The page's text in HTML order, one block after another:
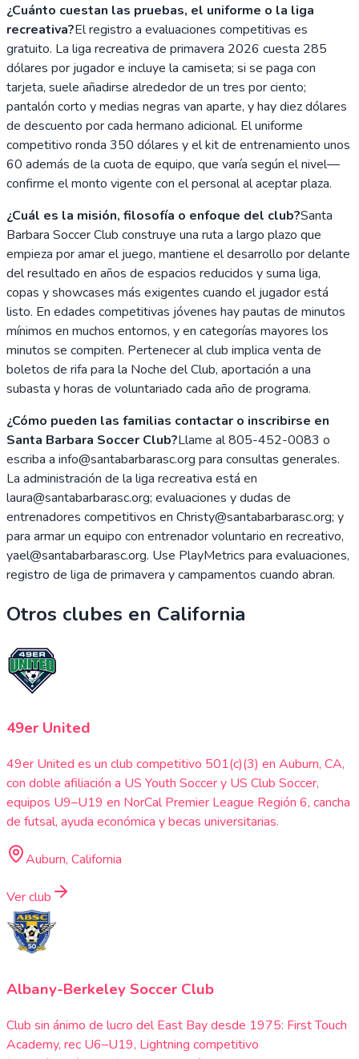
¿Cuánto cuestan las pruebas, el uniforme o la liga
recreativa?El registro a evaluaciones competitivas es
gratuito. La liga recreativa de primavera 2026 cuesta 285
dólares por jugador e incluye la camiseta; si se paga con
tarjeta, suele añadirse alrededor de un tres por ciento;
pantalón corto y medias negras van aparte, y hay diez dólares
de descuento por cada hermano adicional. El uniforme
competitivo ronda 350 dólares y el kit de entrenamiento unos
60 además de la cuota de equipo, que varía según el nivel—
confirme el monto vigente con el personal al aceptar plaza.
¿Cuál es la misión, filosofía o enfoque del club?Santa
Barbara Soccer Club construye una ruta a largo plazo que
empieza por amar el juego, mantiene el desarrollo por delante
del resultado en años de espacios reducidos y suma liga,
copas y showcases más exigentes cuando el jugador está
listo. En edades competitivas jóvenes hay pautas de minutos
mínimos en muchos entornos, y en categorías mayores los
minutos se compiten. Pertenecer al club implica venta de
boletos de rifa para la Noche del Club, aportación a una
subasta y horas de voluntariado cada año de programa.
¿Cómo pueden las familias contactar o inscribirse en
Santa Barbara Soccer Club?Llame al 805-452-0083 o
escriba a info@santabarbarasc.org para consultas generales.
La administración de la liga recreativa está en
laura@santabarbarasc.org; evaluaciones y dudas de
entrenadores competitivos en Christy@santabarbarasc.org; y
para armar un equipo con entrenador voluntario en recreativo,
yael@santabarbarasc.org. Use PlayMetrics para evaluaciones,
registro de liga de primavera y campamentos cuando abran.
Otros clubes en California
49er United
49er United es un club competitivo 501(c)(3) en Auburn, CA,
con doble afiliación a US Youth Soccer y US Club Soccer,
equipos U9–U19 en NorCal Premier League Región 6, cancha
de futsal, ayuda económica y becas universitarias.
Auburn, California
Ver club
Albany-Berkeley Soccer Club
Club sin ánimo de lucro del East Bay desde 1975: First Touch
Academy, rec U6–U19, Lightning competitivo